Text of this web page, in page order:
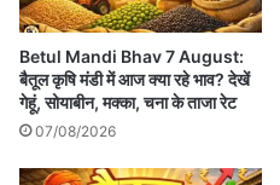
Betul Mandi Bhav 7 August:
बैतूल कृषि मंडी में आज क्या रहे भाव? देखें
गेहूं, सोयाबीन, मक्का, चना के ताजा रेट
07/08/2026